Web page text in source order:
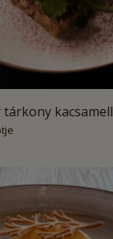
kacsamell